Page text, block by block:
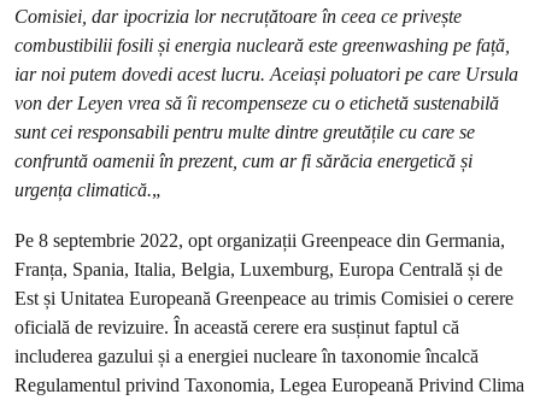
Comisiei, dar ipocrizia lor necruțătoare în ceea ce privește
combustibilii fosili și energia nucleară este greenwashing pe față,
iar noi putem dovedi acest lucru. Aceiași poluatori pe care Ursula
von der Leyen vrea să îi recompenseze cu o etichetă sustenabilă
sunt cei responsabili pentru multe dintre greutățile cu care se
confruntă oamenii în prezent, cum ar fi sărăcia energetică și
urgența climatică.„
Pe 8 septembrie 2022, opt organizații Greenpeace din Germania,
Franța, Spania, Italia, Belgia, Luxemburg, Europa Centrală și de
Est și Unitatea Europeană Greenpeace au trimis Comisiei o cerere
oficială de revizuire. În această cerere era susținut faptul că
includerea gazului și a energiei nucleare în taxonomie încalcă
Regulamentul privind Taxonomia, Legea Europeană Privind Clima